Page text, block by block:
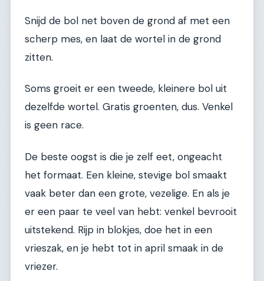
Snijd de bol net boven de grond af met een
scherp mes, en laat de wortel in de grond
zitten.
Soms groeit er een tweede, kleinere bol uit
dezelfde wortel. Gratis groenten, dus. Venkel
is geen race.
De beste oogst is die je zelf eet, ongeacht
het formaat. Een kleine, stevige bol smaakt
vaak beter dan een grote, vezelige. En als je
er een paar te veel van hebt: venkel bevrooit
uitstekend. Rijp in blokjes, doe het in een
vrieszak, en je hebt tot in april smaak in de
vriezer.